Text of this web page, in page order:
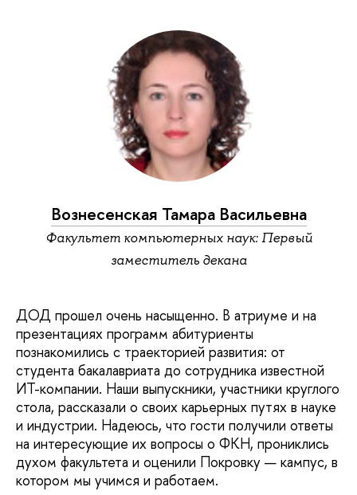
Вознесенская Тамара Васильевна
Факультет компьютерных наук: Первый
заместитель декана
ДОД прошел очень насыщенно. В атриуме и на
презентациях программ абитуриенты
познакомились с траекторией развития: от
студента бакалавриата до сотрудника известной
ИТ-компании. Наши выпускники, участники круглого
стола, рассказали о своих карьерных путях в науке
и индустрии. Надеюсь, что гости получили ответы
на интересующие их вопросы о ФКН, прониклись
духом факультета и оценили Покровку — кампус, в
котором мы учимся и работаем.